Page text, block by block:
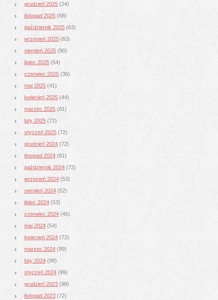
grudzień 2025 (24)
listopad 2025 (68)
październik 2025 (63)
wrzesień 2025 (63)
sierpień 2025 (90)
lipiec 2025 (54)
czerwiec 2025 (36)
maj 2025 (41)
kwiecień 2025 (44)
marzec 2025 (81)
luty 2025 (72)
styczeń 2025 (72)
grudzień 2024 (72)
listopad 2024 (81)
październik 2024 (72)
wrzesień 2024 (53)
sierpień 2024 (52)
lipiec 2024 (53)
czerwiec 2024 (45)
maj 2024 (54)
kwiecień 2024 (72)
marzec 2024 (99)
luty 2024 (99)
styczeń 2024 (99)
grudzień 2023 (98)
listopad 2023 (72)